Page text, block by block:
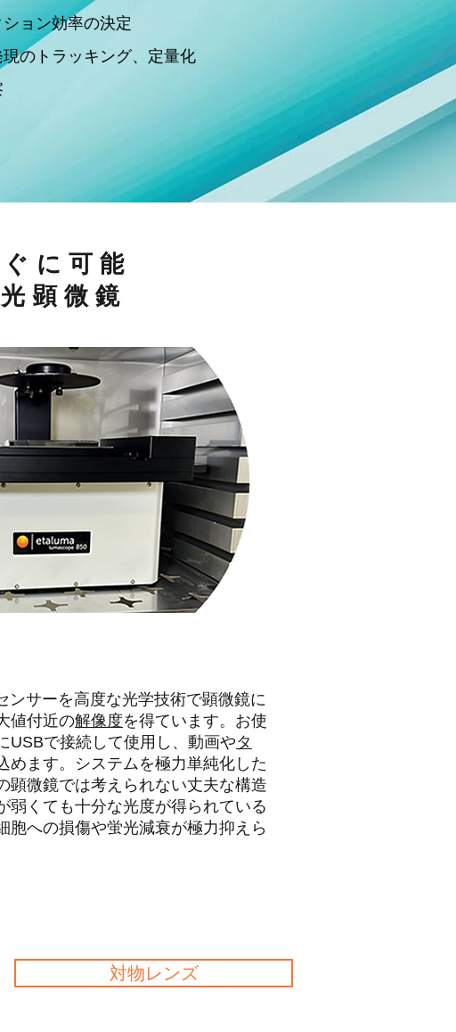
ション効率の決定
のトラッキング、定量化
に可能
顕微鏡
ンサーを高度な光学技術で顕微鏡に
値付近の解像度を得ています。お使
USBで接続して使用し、動画やタ
めます。システムを極力単純化した
顕微鏡では考えられない丈夫な構造
弱くても十分な光度が得られている
胞への損傷や蛍光減衰が極力抑えら
対物レンズ